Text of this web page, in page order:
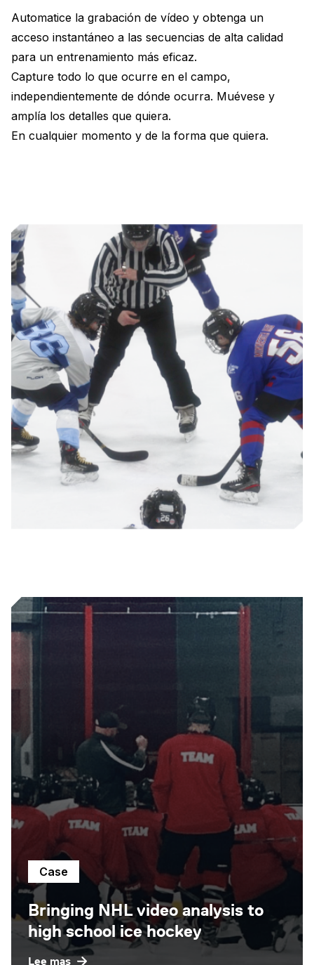
Automatice la grabación de vídeo y obtenga un
acceso instantáneo a las secuencias de alta calidad
para un entrenamiento más eficaz.
Capture todo lo que ocurre en el campo,
independientemente de dónde ocurra. Muévese y
amplía los detalles que quiera.
En cualquier momento y de la forma que quiera.
Case
Bringing NHL video analysis to
high school ice hockey
Lee mas